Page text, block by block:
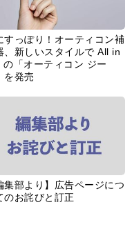
すっぽり！オーティコン補
、新しいスタイルで All in
の「オーティコン ジー
を発売
集部より】広告ページにつ
のお詫びと訂正